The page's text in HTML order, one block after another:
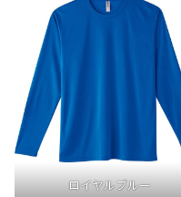
ロイヤルブルー